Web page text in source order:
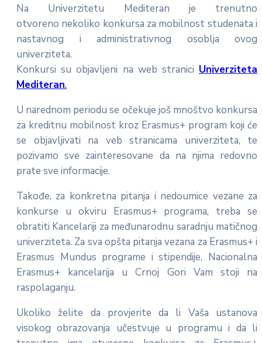
Na Univerzitetu Mediteran je trenutno
otvoreno nekoliko konkursa za mobilnost studenata i
nastavnog i administrativnog osoblja ovog
univerziteta.
Konkursi su objavljeni na web stranici Univerziteta
Mediteran.
U narednom periodu se očekuje još mnoštvo konkursa
za kreditnu mobilnost kroz Erasmus+ program koji će
se objavljivati na veb stranicama univerziteta, te
pozivamo sve zainteresovane da na njima redovno
prate sve informacije.
Takođe, za konkretna pitanja i nedoumice vezane za
konkurse u okviru Erasmus+ programa, treba se
obratiti Kancelariji za međunarodnu saradnju matičnog
univerziteta. Za sva opšta pitanja vezana za Erasmus+ i
Erasmus Mundus programe i stipendije, Nacionalna
Erasmus+ kancelarija u Crnoj Gori Vam stoji na
raspolaganju.
Ukoliko želite da provjerite da li Vaša ustanova
visokog obrazovanja učestvuje u programu i da li